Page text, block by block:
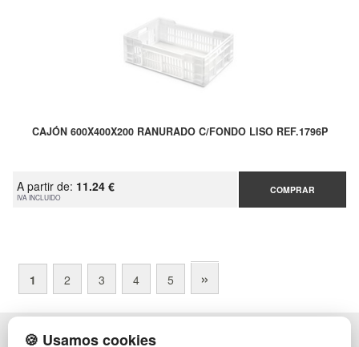
CAJÓN 600X400X200 RANURADO C/FONDO LISO REF.1796P
A partir de: 11.24 €
IVA INCLUIDO
COMPRAR
1 2 3 4 5 »
POLÍTICA DE PRIVACIDAD
🍪 Usamos cookies